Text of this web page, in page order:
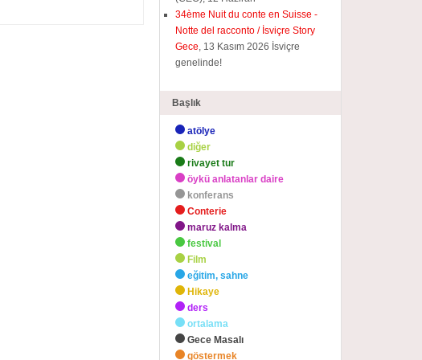
34ème Nuit du conte en Suisse -
Notte del racconto / İsviçre Story
Gece, 13 Kasım 2026 İsviçre
genelinde!
Başlık
atölye
diğer
rivayet tur
öykü anlatanlar daire
konferans
Conterie
maruz kalma
festival
Film
eğitim, sahne
Hikaye
ders
ortalama
Gece Masalı
göstermek